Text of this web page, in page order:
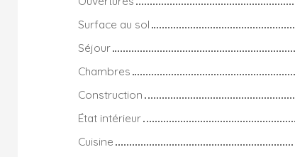
Surface au sol
Séjour
Chambres
Construction
État intérieur
Cuisine